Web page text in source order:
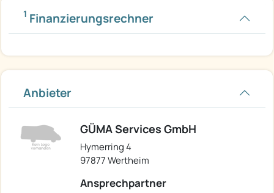
1 Finanzierungsrechner
Anbieter
GÜMA Services GmbH
Hymerring 4
97877 Wertheim
Ansprechpartner